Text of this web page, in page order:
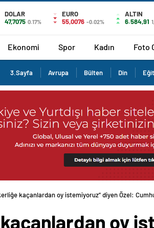
DOLAR
47,7075 0.17%
EURO
55,0076 -0.02%
ALTIN
6.584,91
Ekonomi Spor Kadın Foto
3.Sayfa Avrupa Bülten Din
kaçanlardan oy istemiyoruz” diyen Özel:
oy